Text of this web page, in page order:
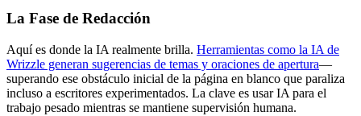
La Fase de Redacción
Aquí es donde la IA realmente brilla. Herramientas como la IA de
Wrizzle generan sugerencias de temas y oraciones de apertura—
superando ese obstáculo inicial de la página en blanco que paraliza
incluso a escritores experimentados. La clave es usar IA para el
trabajo pesado mientras se mantiene supervisión humana.